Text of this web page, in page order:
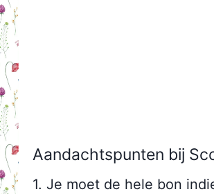
Aandachtspunten bij
1. Je moet de hele bon